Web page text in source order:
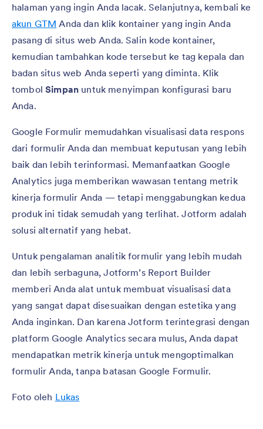
halaman yang ingin Anda lacak. Selanjutnya, kembali ke
akun GTM Anda dan klik kontainer yang ingin Anda
pasang di situs web Anda. Salin kode kontainer,
kemudian tambahkan kode tersebut ke tag kepala dan
badan situs web Anda seperti yang diminta. Klik
tombolSimpan untuk menyimpan konfigurasi baru
Anda.
Google Formulir memudahkan visualisasi data respons
dari formulir Anda dan membuat keputusan yang lebih
baik dan lebih terinformasi. Memanfaatkan Google
Analytics juga memberikan wawasan tentang metrik
kinerja formulir Anda — tetapi menggabungkan kedua
produk ini tidak semudah yang terlihat. Jotform adalah
solusi alternatif yang hebat.
Untuk pengalaman analitik formulir yang lebih mudah
dan lebih serbaguna, Jotform’s Report Builder
memberi Anda alat untuk membuat visualisasi data
yang sangat dapat disesuaikan dengan estetika yang
Anda inginkan. Dan karena Jotform terintegrasi dengan
platform Google Analytics secara mulus, Anda dapat
mendapatkan metrik kinerja untuk mengoptimalkan
formulir Anda, tanpa batasan Google Formulir.
Foto oleh Lukas